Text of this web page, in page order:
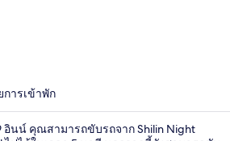
ารเข้าพัก
อินน์ คุณสามารถขับรถจาก Shilin Night